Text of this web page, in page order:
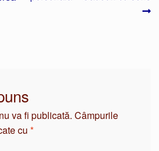
va fi publicată. Câmpurile
cu *